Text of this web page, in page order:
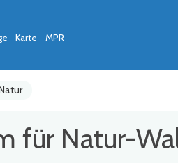
Karte MPR
für Natur-